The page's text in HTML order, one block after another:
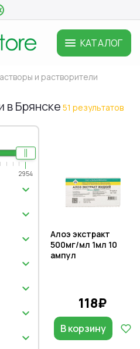
КАТАЛОГ
и растворители
в Брянске 51 результатов
Алоэ экстракт
500мг/мл 1мл 10
ампул
118₽
В корзину
2954